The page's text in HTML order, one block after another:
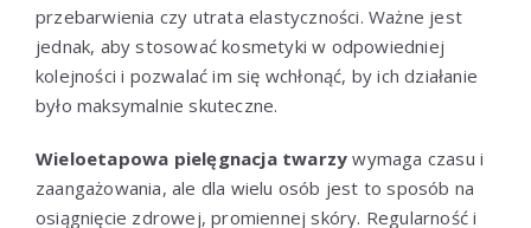
przebarwienia czy utrata elastyczności. Ważne jest
jednak, aby stosować kosmetyki w odpowiedniej
kolejności i pozwalać im się wchłonąć, by ich działanie
było maksymalnie skuteczne.
Wieloetapowa pielęgnacja twarzy wymaga czasu i
zaangażowania, ale dla wielu osób jest to sposób na
osiągnięcie zdrowej, promiennej skóry. Regularność i